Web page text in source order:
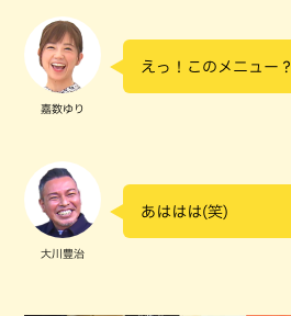
嘉数ゆり
えっ！このメニュー？
大川豊治
あははは(笑)